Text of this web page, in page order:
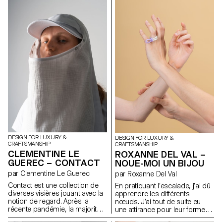
Et il y a toujours une
atmosphère joyeuse et de
bonnes vibrations autour d’eux.
C’est pourquoi j’ai décidé de
concevoir Play Collection for
Picnic. J’utilise des matériaux
durables comme le liège, le
papier, mais en même temps,
je fais un effort pour garder
l’esthétique de l’objet. L’une des
beautés durables est la
technique de gravure. Non
seulement cela réduit une
encre chimique pour
l’impression, mais cela permet
également aux gens de
ressentir le contraste entre la
lumière et l’ombre à travers
l’objet.
DESIGN FOR LUXURY &
CRAFTSMANSHIP
CLEMENTINE LE
GUEREC – CONTACT
par Clementine Le Guerec
Contact est une collection de
diverses visières jouant avec la
notion de regard. Après la
récente pandémie, la majorité
de nos échanges et la lecture
DESIGN FOR LUXURY &
CRAFTSMANSHIP
ROXANNE DEL VAL –
NOUE-MOI UN BIJOU
par Roxanne Del Val
En pratiquant l’escalade, j’ai dû
apprendre les différents
nœuds. J’ai tout de suite eu
une attirance pour leur forme,
mais aussi leur symbolique : ils